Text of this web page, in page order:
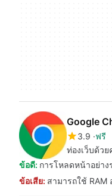
Google
3.9 ฟรี
ท่องเว็บด้วย
ข้อดี: การโหลดหน้าอย่าง
ข้อเสีย: สามารถใช้